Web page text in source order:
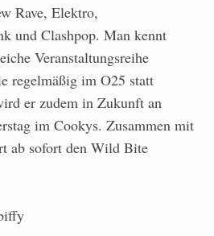
Rave, Elektro,
und Clashpop. Man kennt
Veranstaltungsreihe
regelmäßig im O25 statt
er zudem in Zukunft an
im Cookys. Zusammen mit
ab sofort den Wild Bite